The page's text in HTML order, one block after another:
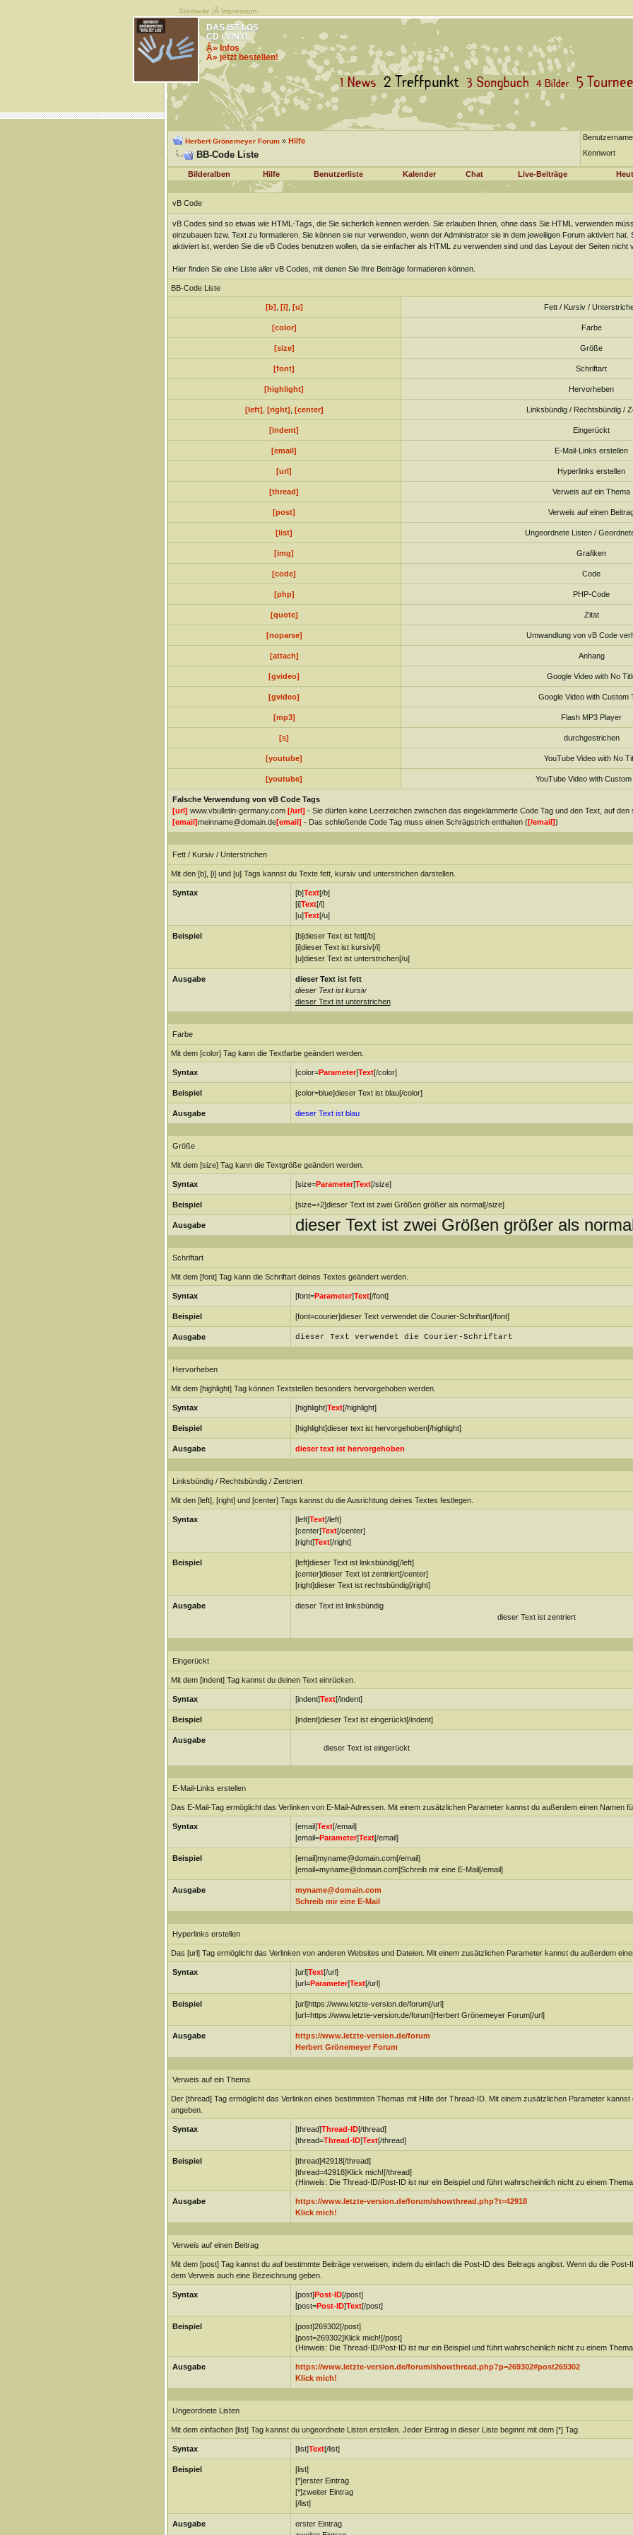
Startseite |Â Impressum
DAS IST LOS
CD / VINYL
Â» Infos
Â» jetzt bestellen!
Herbert Grönemeyer Forum» Hilfe
BB-Code Liste
Benutzername
Kennwort
Bilderalben Hilfe Benutzerliste Kalender Chat Live-Beiträge
vB Code
vB Codes sind so etwas wie HTML-Tags, die Sie sicherlich kennen werden. Sie erlauben Ihnen, ohne dass Sie HTML verwenden
einzubauen bzw. Text zu formatieren. Sie können sie nur verwenden, wenn der Administrator sie in dem jeweiligen Forum aktiviert hat.
aktiviert ist, werden Sie die vB Codes benutzen wollen, da sie einfacher als HTML zu verwenden sind und das Layout der Seiten nicht
Hier finden Sie eine Liste aller vB Codes, mit denen Sie Ihre Beiträge formatieren können.
BB-Code Liste
[b] [i] [u] Fett / Kursiv /
[color] Farbe
[size] Größe
[font] Schriftart
[highlight] Hervorheben
[left] [right] [center] Linksbündig / Rechtsbündig /
[indent] Eingerückt
[email] E-Mail-Links erstellen
[url] Hyperlinks erstellen
[thread] Verweis auf ein Thema
[post] Verweis auf einen
[list] Ungeordnete Listen /
[img] Grafiken
[code] Code
[php] PHP-Code
[quote] Zitat
[noparse] Umwandlung von vB Code
[attach] Anhang
[gvideo] Google Video with No
[gvideo] Google Video with Custom
[mp3] Flash MP3 Player
[s] durchgestrichen
[youtube] YouTube Video with No
[youtube] YouTube Video with Custom
Falsche Verwendung von vB Code Tags
[url] www.vbulletin-germany.com [/url] - Sie dürfen keine Leerzeichen zwischen das eingeklammerte Code Tag und den Text, auf
[email]meinname@domain.de[email] - Das schließende Code Tag muss einen Schrägstrich enthalten ([/email])
Fett / Kursiv / Unterstrichen
Mit den [b], [i] und [u] Tags kannst du Texte fett, kursiv und unterstrichen darstellen.
Syntax [b]Text[/b]
[i]Text[/i]
[u]Text[/u]
Beispiel
[b]dieser Text ist fett[/b]
[i]dieser Text ist kursiv[/i]
[u]dieser Text ist unterstrichen[/u]
Ausgabe
dieser Text ist fett
dieser Text ist kursiv
dieser Text ist unterstrichen
Farbe
Mit dem [color] Tag kann die Textfarbe geändert werden.
Syntax [color=Parameter]Text[/color]
Beispiel [color=blue]dieser Text ist blau[/color]
Ausgabe dieser Text ist blau
Größe
Mit dem [size] Tag kann die Textgröße geändert werden.
Syntax [size=Parameter]Text[/size]
Beispiel [size=+2]dieser Text ist zwei Größen größer als normal[/size]
Ausgabe dieser Text ist zwei Größen größer als
Schriftart
Mit dem [font] Tag kann die Schriftart deines Textes geändert werden.
Syntax [font=Parameter]Text[/font]
Beispiel [font=courier]dieser Text verwendet die Courier-Schriftart[/font]
Ausgabe dieser Text verwendet die Courier-Schriftart
Hervorheben
Mit dem [highlight] Tag können Textstellen besonders hervorgehoben werden.
Syntax [highlight]Text[/highlight]
Beispiel [highlight]dieser text ist hervorgehoben[/highlight]
Ausgabe dieser text ist hervorgehoben
Linksbündig / Rechtsbündig / Zentriert
Mit den [left], [right] und [center] Tags kannst du die Ausrichtung deines Textes festlegen.
Syntax [left]Text[/left]
[center]Text[/center]
[right]Text[/right]
Beispiel
[left]dieser Text ist linksbündig[/left]
[center]dieser Text ist zentriert[/center]
[right]dieser Text ist rechtsbündig[/right]
Ausgabe
dieser Text ist linksbündig
dieser Text ist zentriert
Eingerückt
Mit dem [indent] Tag kannst du deinen Text einrücken.
Syntax [indent]Text[/indent]
Beispiel [indent]dieser Text ist eingerückt[/indent]
Ausgabe
dieser Text ist eingerückt
E-Mail-Links erstellen
Das E-Mail-Tag ermöglicht das Verlinken von E-Mail-Adressen. Mit einem zusätzlichen Parameter kannst du außerdem einen Namen
Syntax [email]Text[/email]
[email=Parameter]Text[/email]
Beispiel
[email]myname@domain.com[/email]
[email=myname@domain.com]Schreib mir eine E-Mail[/email]
Ausgabe
myname@domain.com
Schreib mir eine E-Mail
Hyperlinks erstellen
Das [url] Tag ermöglicht das Verlinken von anderen Websites und Dateien. Mit einem zusätzlichen Parameter kannst du außerdem
Syntax [url]Text[/url]
[url=Parameter]Text[/url]
Beispiel
[url]https://www.letzte-version.de/forum[/url]
[url=https://www.letzte-version.de/forum]Herbert Grönemeyer Forum[/url]
Ausgabe
https://www.letzte-version.de/forum
Herbert Grönemeyer Forum
Verweis auf ein Thema
Der [thread] Tag ermöglicht das Verlinken eines bestimmten Themas mit Hilfe der Thread-ID. Mit einem zusätzlichen Parameter
angeben.
Syntax [thread]Thread-ID[/thread]
[thread=Thread-ID]Text[/thread]
Beispiel
[thread]42918[/thread]
[thread=42918]Klick mich![/thread]
(Hinweis: Die Thread-ID/Post-ID ist nur ein Beispiel und führt wahrscheinlich nicht zu einem
Ausgabe
https://www.letzte-version.de/forum/showthread.php?t=42918
Klick mich!
Verweis auf einen Beitrag
Mit dem [post] Tag kannst du auf bestimmte Beiträge verweisen, indem du einfach die Post-ID des Beitrags angibst. Wenn du die
dem Verweis auch eine Bezeichnung geben.
Syntax [post]Post-ID[/post]
[post=Post-ID]Text[/post]
Beispiel
[post]269302[/post]
[post=269302]Klick mich![/post]
(Hinweis: Die Thread-ID/Post-ID ist nur ein Beispiel und führt wahrscheinlich nicht zu einem
Ausgabe
https://www.letzte-version.de/forum/showthread.php?p=269302#post269302
Klick mich!
Ungeordnete Listen
Mit dem einfachen [list] Tag kannst du ungeordnete Listen erstellen. Jeder Eintrag in dieser Liste beginnt mit dem [*] Tag.
Syntax [list]Text[/list]
Beispiel
[list]
[*]erster Eintrag
[*]zweiter Eintrag
[/list]
Ausgabe
erster Eintrag